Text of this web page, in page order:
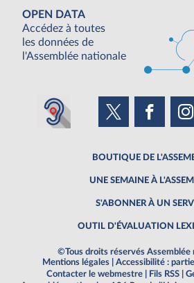
OPEN DATA
Accédez à toutes
les données de
l'Assemblée nationale
BOUTIQUE DE
UNE SEMAINE À
S'ABONNER À UN
OUTIL D'ÉVALUATION
©Tous droits réservés Assemblée
Mentions légales
Accessibilité :
Contacter le webmestre
Fils RSS